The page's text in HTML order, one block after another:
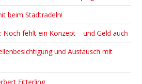
beim Stadtradeln!
Noch fehlt ein Konzept – und Geld auch
und Austausch mit
Fitterling